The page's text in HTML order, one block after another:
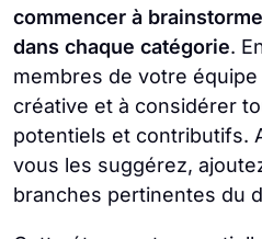
commencer à
dans chaque catégorie.
membres de votre
créative et à considérer
potentiels et contributifs.
vous les suggérez,
branches pertinentes du